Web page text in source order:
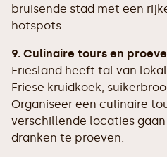
bruisende stad met een
hotspots.
9. Culinaire tours en
Friesland heeft tal van
Friese kruidkoek,
Organiseer een culinaire
verschillende locaties
dranken te proeven.